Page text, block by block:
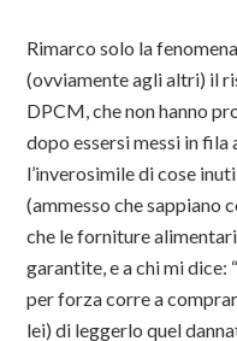
Rimarco solo la
(ovviamente agli altri) il
DPCM, che non hanno
dopo essersi messi in
l’inverosimile di cose
(ammesso che sappiano
che le forniture
garantite, e a chi mi dice:
per forza corre a
lei) di leggerlo quel